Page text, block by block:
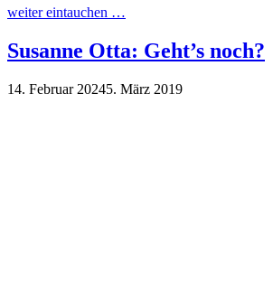
weiter eintauchen …
Susanne Otta: Geht’s noch?
14. Februar 20245. März 2019